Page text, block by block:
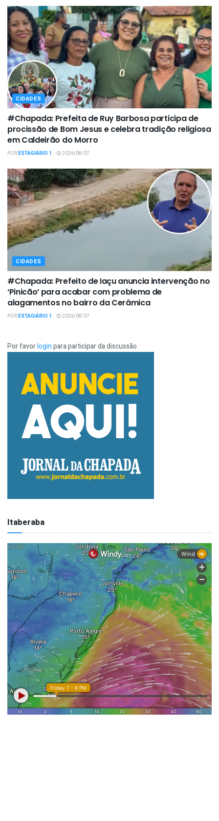
CIDADES
#Chapada: Prefeita de Ruy Barbosa participa de
procissão de Bom Jesus e celebra tradição religiosa
em Caldeirão do Morro
PORESTAGIÁRIO 1 2026/08/07
CIDADES
#Chapada: Prefeito de Iaçu anuncia intervenção no
‘Pinicão’ para acabar com problema de
alagamentos no bairro da Cerâmica
PORESTAGIÁRIO 1 2026/08/07
Por favorloginpara participar da discussão
Itaberaba